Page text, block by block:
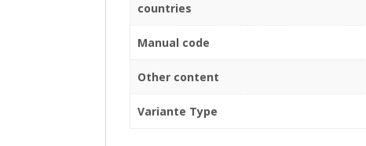
countries
Manual code
Other content
Variante Type